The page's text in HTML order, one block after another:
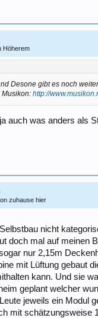
Höherem
Desone gibt es noch
http://
auch was anders als
zuhause hier
nicht
doch mal auf meinen
nur 2,15m
mit Lüftung gebaut
kann. Und sie
geplant welcher
jeweils ein Modul
mit schätzungsweise